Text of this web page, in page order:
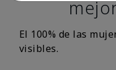
El 100% de las
visibles.